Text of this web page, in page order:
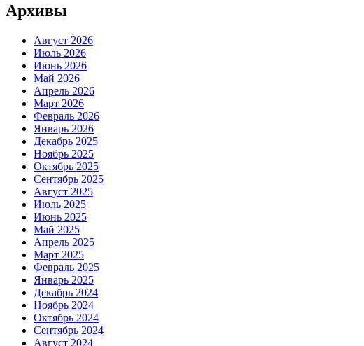
Архивы
Август 2026
Июль 2026
Июнь 2026
Май 2026
Апрель 2026
Март 2026
Февраль 2026
Январь 2026
Декабрь 2025
Ноябрь 2025
Октябрь 2025
Сентябрь 2025
Август 2025
Июль 2025
Июнь 2025
Май 2025
Апрель 2025
Март 2025
Февраль 2025
Январь 2025
Декабрь 2024
Ноябрь 2024
Октябрь 2024
Сентябрь 2024
Август 2024